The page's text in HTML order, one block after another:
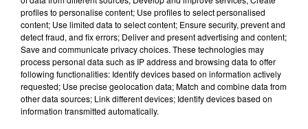
TEMPER CITY
profiles to personalise content; Use profiles to select personalised
content; Use limited data to select content; Ensure security, prevent and
detect fraud, and fix errors; Deliver and present advertising and content;
Save and communicate privacy choices. These technologies may
process personal data such as IP address and browsing data to offer
following functionalities: Identify devices based on information actively
requested; Use precise geolocation data; Match and combine data from
other data sources; Link different devices; Identify devices based on
information transmitted automatically.